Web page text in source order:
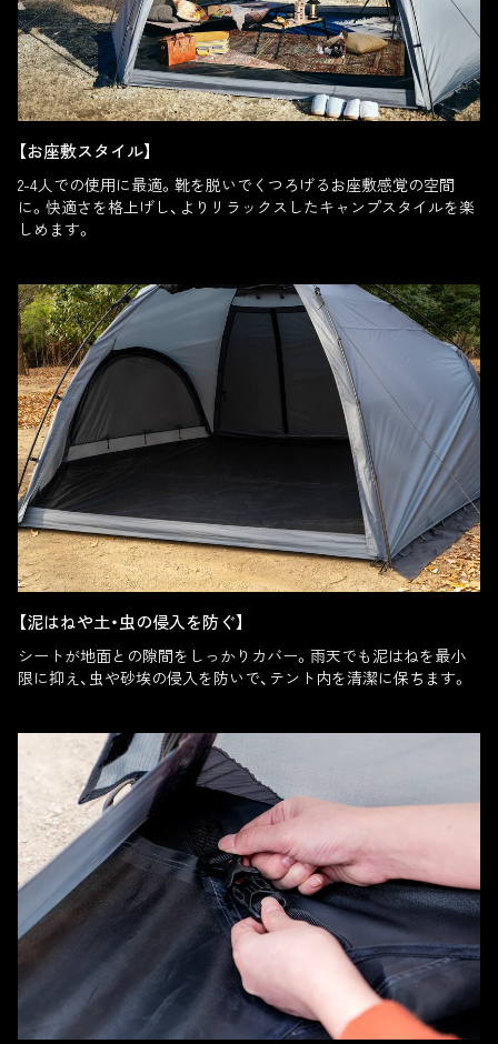
【お座敷スタイル】
2-4人での使用に最適。靴を脱いでくつろげるお座敷感覚の空間
に。快適さを格上げし、よりリラックスしたキャンプスタイルを楽
しめます。
【泥はねや土・虫の侵入を防ぐ】
シートが地面との隙間をしっかりカバー。雨天でも泥はねを最小
限に抑え、虫や砂埃の侵入を防いで、テント内を清潔に保ちます。